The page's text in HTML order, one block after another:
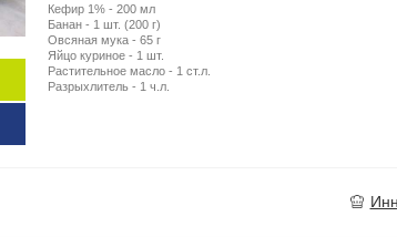
Кефир 1% - 200 мл
Банан - 1 шт. (200 г)
Овсяная мука - 65 г
Яйцо куриное - 1 шт.
Растительное масло - 1 ст.л.
Разрыхлитель - 1 ч.л.